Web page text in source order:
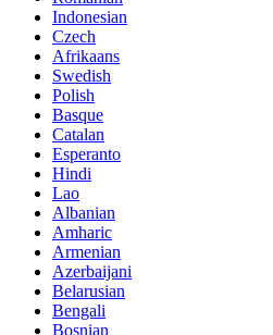
Indonesian
Czech
Afrikaans
Swedish
Polish
Basque
Catalan
Esperanto
Hindi
Lao
Albanian
Amharic
Armenian
Azerbaijani
Belarusian
Bengali
Bosnian